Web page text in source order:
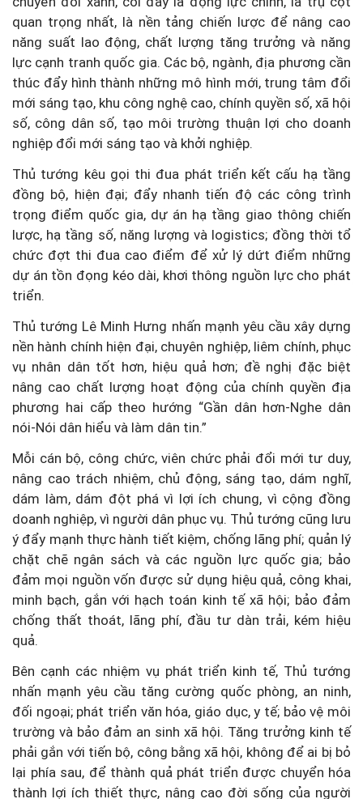
quan trọng nhất, là nền tảng chiến lược để nâng cao
năng suất lao động, chất lượng tăng trưởng và năng
lực cạnh tranh quốc gia. Các bộ, ngành, địa phương cần
thúc đẩy hình thành những mô hình mới, trung tâm đổi
mới sáng tạo, khu công nghệ cao, chính quyền số, xã hội
số, công dân số, tạo môi trường thuận lợi cho doanh
nghiệp đổi mới sáng tạo và khởi nghiệp.
Thủ tướng kêu gọi thi đua phát triển kết cấu hạ tầng
đồng bộ, hiện đại; đẩy nhanh tiến độ các công trình
trọng điểm quốc gia, dự án hạ tầng giao thông chiến
lược, hạ tầng số, năng lượng và logistics; đồng thời tổ
chức đợt thi đua cao điểm để xử lý dứt điểm những
dự án tồn đọng kéo dài, khơi thông nguồn lực cho phát
triển.
Thủ tướng Lê Minh Hưng nhấn mạnh yêu cầu xây dựng
nền hành chính hiện đại, chuyên nghiệp, liêm chính, phục
vụ nhân dân tốt hơn, hiệu quả hơn; đề nghị đặc biệt
nâng cao chất lượng hoạt động của chính quyền địa
phương hai cấp theo hướng “Gần dân hơn-Nghe dân
nói-Nói dân hiểu và làm dân tin.”
Mỗi cán bộ, công chức, viên chức phải đổi mới tư duy,
nâng cao trách nhiệm, chủ động, sáng tạo, dám nghĩ,
dám làm, dám đột phá vì lợi ích chung, vì cộng đồng
doanh nghiệp, vì người dân phục vụ. Thủ tướng cũng lưu
ý đẩy mạnh thực hành tiết kiệm, chống lãng phí; quản lý
chặt chẽ ngân sách và các nguồn lực quốc gia; bảo
đảm mọi nguồn vốn được sử dụng hiệu quả, công khai,
minh bạch, gắn với hạch toán kinh tế xã hội; bảo đảm
chống thất thoát, lãng phí, đầu tư dàn trải, kém hiệu
quả.
Bên cạnh các nhiệm vụ phát triển kinh tế, Thủ tướng
nhấn mạnh yêu cầu tăng cường quốc phòng, an ninh,
đối ngoại; phát triển văn hóa, giáo dục, y tế; bảo vệ môi
trường và bảo đảm an sinh xã hội. Tăng trưởng kinh tế
phải gắn với tiến bộ, công bằng xã hội, không để ai bị bỏ
lại phía sau, để thành quả phát triển được chuyển hóa
thành lợi ích thiết thực, nâng cao đời sống của người